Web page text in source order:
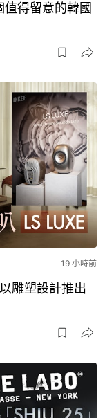
得留意的韓國
19 小時前
雕塑設計推出